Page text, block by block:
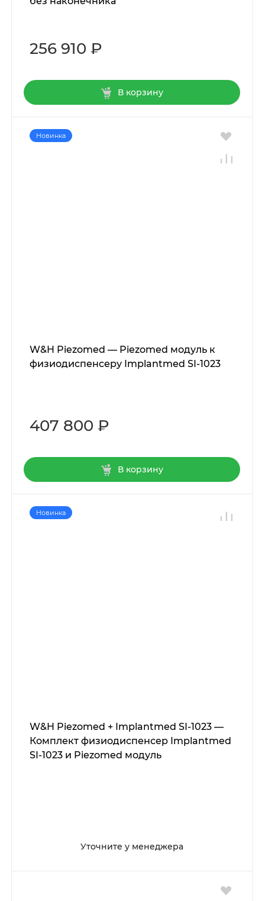
256 910 ₽
В корзину
Новинка
W&H Piezomed — Piezomed модуль к
физиодиспенсеру Implantmed SI-1023
407 800 ₽
В корзину
Новинка
W&H Piezomed + Implantmed SI-1023 —
Комплект физиодиспенсер Implantmed
SI-1023 и Piezomed модуль
Уточните у менеджера